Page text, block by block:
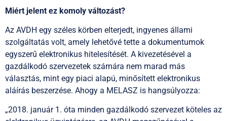
Miért jelent ez komoly változást?
Az AVDH egy széles körben elterjedt, ingyenes állami
szolgáltatás volt, amely lehetővé tette a dokumentumok
egyszerű elektronikus hitelesítését. A kivezetésével a
gazdálkodó szervezetek számára nem marad más
választás, mint egy piaci alapú, minősített elektronikus
aláírás beszerzése. Ahogy a MELASZ is hangsúlyozza:
„2018. január 1. óta minden gazdálkodó szervezet köteles az